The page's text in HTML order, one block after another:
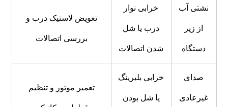
نشتی آب
از زیر
دستگاه
خرابی نوار
درب یا شل
شدن اتصالات
تعویض لاستیک درب و
بررسی اتصالات
صدای
غیرعادی
خرابی بلبرینگ
یا شل بودن
تعمیر موتور و تنظیم